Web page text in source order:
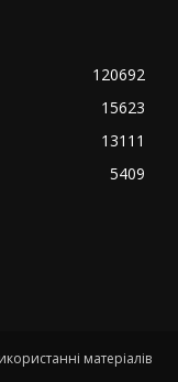
120692
15623
13111
5409
матеріалів